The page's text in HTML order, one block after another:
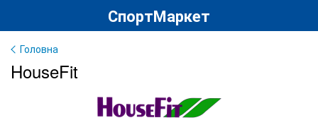
СпортМаркет
Головна
HouseFit